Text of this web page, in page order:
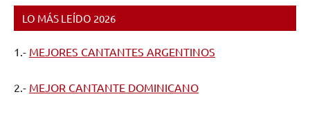
LO MÁS LEÍDO 2026
1.- MEJORES CANTANTES ARGENTINOS
2.- MEJOR CANTANTE DOMINICANO